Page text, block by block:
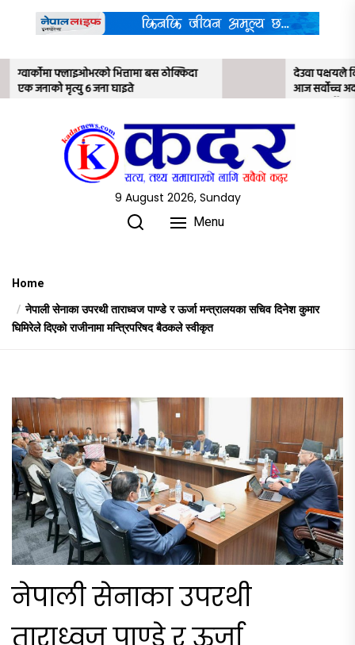
content
बस ठोक्किदा
देउवा पक्षयले दिएकोे पुनरावलोकन निवेदनमाथि
आज सर्वोच्च अदालतका तीन न्यायाधीशले
9 August 2026, Sunday
Menu
Home
नेपाली सेनाका उपरथी ताराध्वज पाण्डे र ऊर्जा मन्त्रालयका सचिव दिनेश कुमार
घिमिरेले दिएको राजीनामा मन्त्रिपरिषद बैठकले स्वीकृत
नेपाली सेनाका उपरथी
ताराध्वज पाण्डे र ऊर्जा